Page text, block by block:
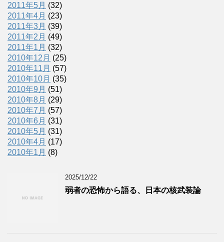
2011年5月 (32)
2011年4月 (23)
2011年3月 (39)
2011年2月 (49)
2011年1月 (32)
2010年12月 (25)
2010年11月 (57)
2010年10月 (35)
2010年9月 (51)
2010年8月 (29)
2010年7月 (57)
2010年6月 (31)
2010年5月 (31)
2010年4月 (17)
2010年1月 (8)
2025/12/22
弱者の恐怖から語る、日本の核武装論